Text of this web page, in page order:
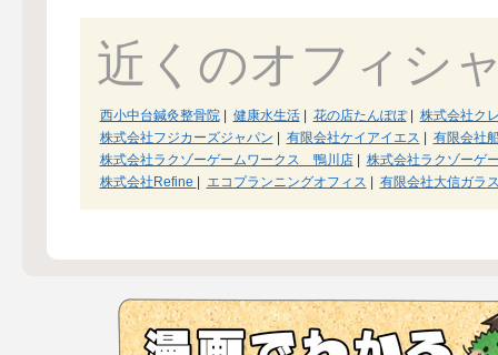
近くのオフィシ
西小中台鍼灸整骨院| 健康水生活| 花の店たんぽぽ| 株式会社ク
株式会社フジカーズジャパン | 有限会社ケイアイエス | 有限会社
株式会社ラクゾーゲームワークス 鴨川店| 株式会社ラクゾーゲ
株式会社Refine | エコプランニングオフィス | 有限会社大信ガラ